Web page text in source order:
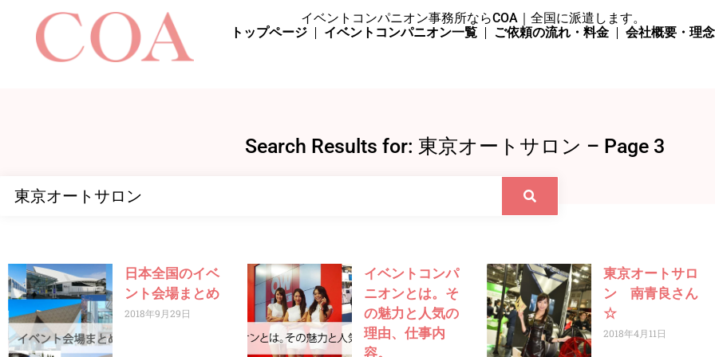
イベントコンパニオン事務所ならCOA｜全国に派遣します。
トップページ
イベントコンパニオン一覧 ご依頼の流れ・料金 会社概要・理念
Search Results for: 東京オートサロン – Page 3
日本全国のイベ
ント会場まとめ
2018年9月29日
イベントコンパ
ニオンとは。そ
の魅力と人気の
理由、仕事内
容。
東京オートサロ
ン 南青良さん
☆
2018年4月11日